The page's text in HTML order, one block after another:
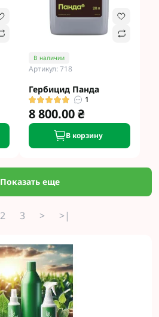
В наличии
Артикул: 718
Гербицид Панда
1
8 800.00 ₴
В корзину
Показать еще
2 3 > >|